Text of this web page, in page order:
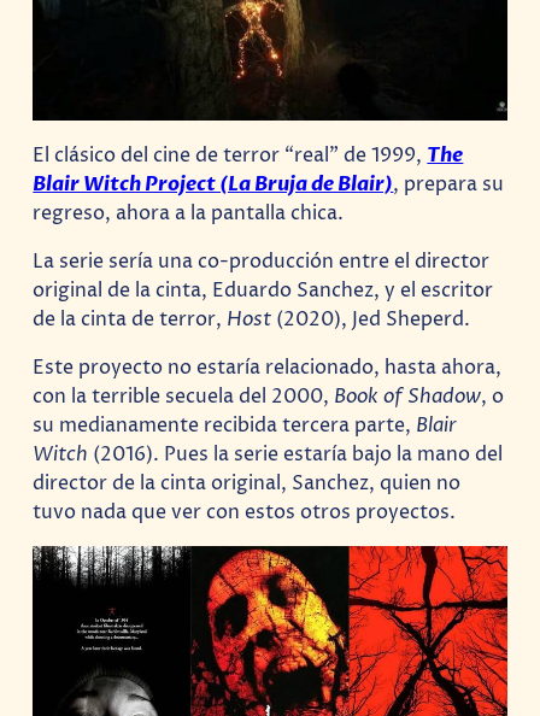
El clásico del cine de terror “real” de 1999, The
Blair Witch Project (La Bruja de Blair), prepara su
regreso, ahora a la pantalla chica.
La serie sería una co-producción entre el director
original de la cinta, Eduardo Sanchez, y el escritor
de la cinta de terror, Host (2020), Jed Sheperd.
Este proyecto no estaría relacionado, hasta ahora,
con la terrible secuela del 2000, Book of Shadow, o
su medianamente recibida tercera parte, Blair
Witch (2016). Pues la serie estaría bajo la mano del
director de la cinta original, Sanchez, quien no
tuvo nada que ver con estos otros proyectos.